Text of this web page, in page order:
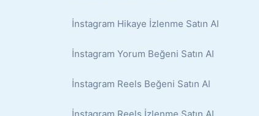
İnstagram Hikaye İzlenme Satın Al
İnstagram Yorum Beğeni Satın Al
İnstagram Reels Beğeni Satın Al